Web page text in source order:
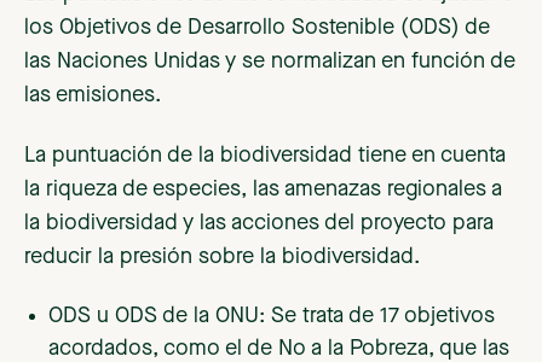
los Objetivos de Desarrollo Sostenible (ODS) de
las Naciones Unidas y se normalizan en función de
las emisiones.
La puntuación de la biodiversidad tiene en cuenta
la riqueza de especies, las amenazas regionales a
la biodiversidad y las acciones del proyecto para
reducir la presión sobre la biodiversidad.
ODS u ODS de la ONU: Se trata de 17 objetivos
acordados, como el de No a la Pobreza, que las